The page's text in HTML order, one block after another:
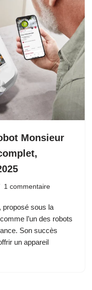
Monsieur
1 commentaire
proposé sous la
l’un des robots
Son succès
un appareil